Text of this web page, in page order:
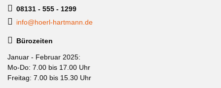
08131 - 555 - 1299
info@hoerl-hartmann.de
Bürozeiten
Januar - Februar 2025:
Mo-Do: 7.00 bis 17.00 Uhr
Freitag: 7.00 bis 15.30 Uhr